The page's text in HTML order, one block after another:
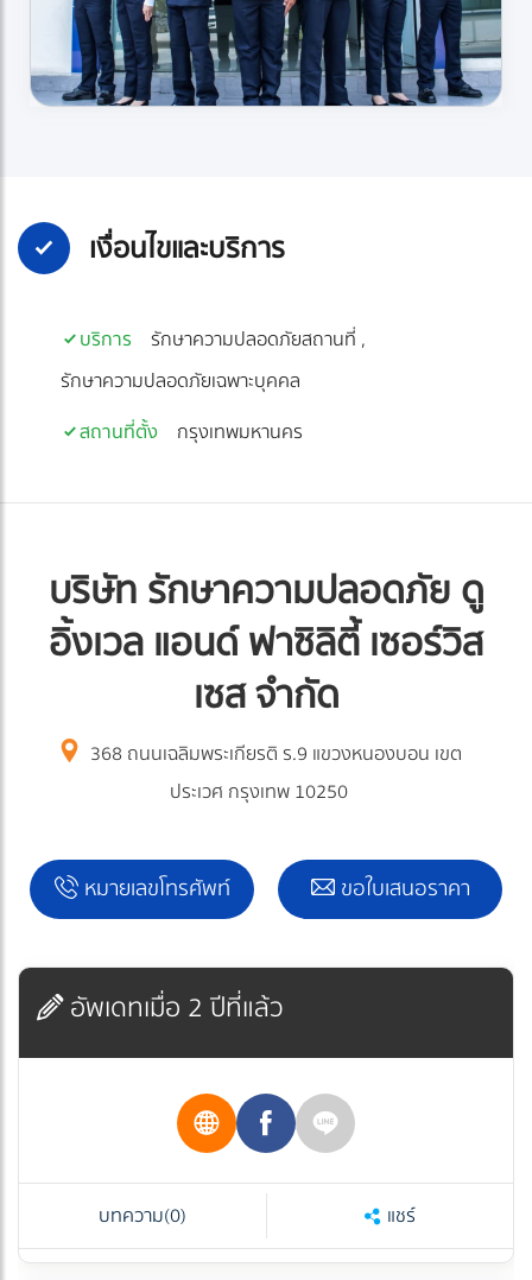
เงื่อนไขและบริการ
บริการ
รักษาความปลอดภัยสถานที่
รักษาความปลอดภัยเฉพาะบุคคล
สถานที่ตั้ง
กรุงเทพมหานคร
บริษัท รักษาความปลอดภัย ดู
อิ้งเวล แอนด์ ฟาซิลิตี้ เซอร์วิส
เซส จำกัด
368 ถนนเฉลิมพระเกียรติ ร.9 แขวงหนองบอน เขต
ประเวศ กรุงเทพ 10250
หมายเลขโทรศัพท์ ขอใบเสนอราคา
อัพเดทเมื่อ 2 ปีที่แล้ว
บทความ(0) แชร์